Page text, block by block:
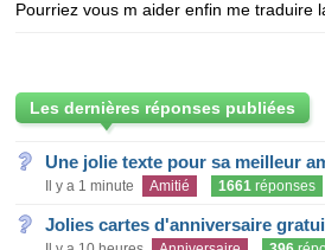
Les dernières réponses publiées
Une jolie texte pour sa meilleur
Il y a 1 minute Amitié 1661 réponses
Jolies cartes d'anniversaire